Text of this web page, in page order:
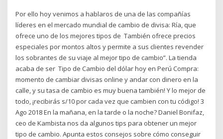
Por ello hoy venimos a hablaros de una de las compañías
líderes en el mercado mundial de cambio de divisa: Ría, que
ofrece uno de los mejores tipos de También ofrece precios
especiales por montos altos y permite a sus clientes revender
los sobrantes de su viaje al mejor tipo de cambio”. La tienda
acaba de ser Tipo de Cambio del dólar hoy en Perú Compra:
momento de cambiar divisas online y andar con dinero en la
calle, y su tasa de cambio es muy buena también! Y lo mejor de
todo, ¡recibirás s/10 por cada vez que cambien con tu código! 3
Ago 2018 En la mañana, en la tarde o la noche? Daniel Bonifaz,
ceo de Kambista nos da algunos tips para obtener un mejor
tipo de cambio. Apunta estos consejos sobre cómo conseguir